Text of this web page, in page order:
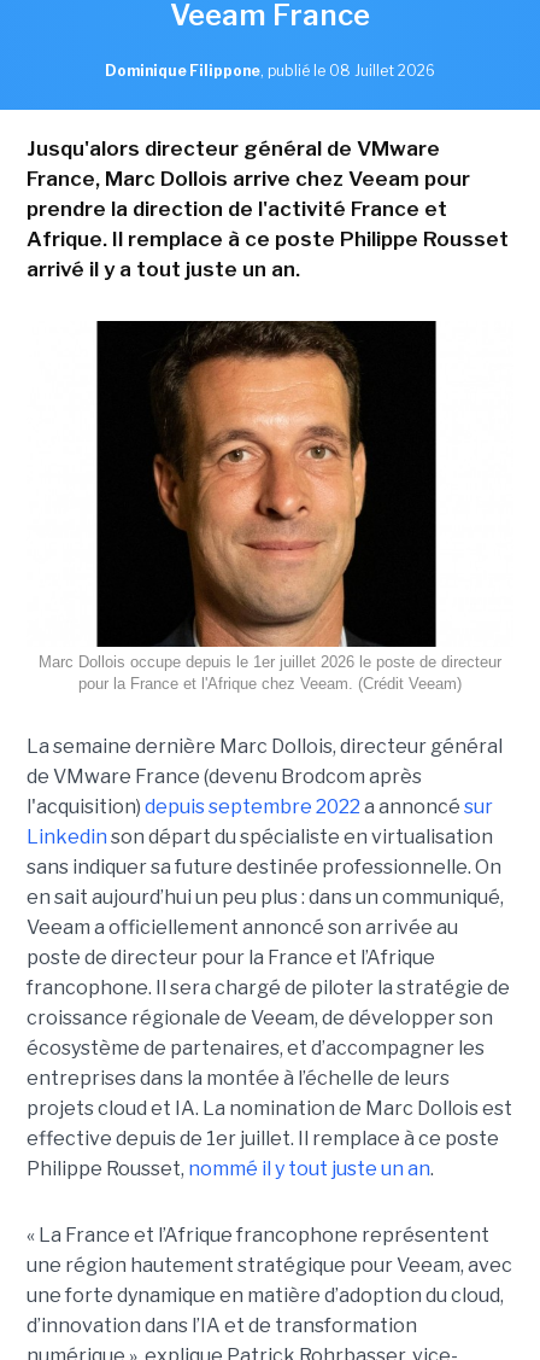
Veeam France
Dominique Filippone, publié le 08 Juillet 2026
Jusqu'alors directeur général de VMware
France, Marc Dollois arrive chez Veeam pour
prendre la direction de l'activité France et
Afrique. Il remplace à ce poste Philippe Rousset
arrivé il y a tout juste un an.
Marc Dollois occupe depuis le 1er juillet 2026 le poste de directeur
pour la France et l'Afrique chez Veeam. (Crédit Veeam)
La semaine dernière Marc Dollois, directeur général
de VMware France (devenu Brodcom après
l'acquisition) depuis septembre 2022 a annoncé sur
Linkedin son départ du spécialiste en virtualisation
sans indiquer sa future destinée professionnelle. On
en sait aujourd’hui un peu plus : dans un communiqué,
Veeam a officiellement annoncé son arrivée au
poste de directeur pour la France et l’Afrique
francophone. Il sera chargé de piloter la stratégie de
croissance régionale de Veeam, de développer son
écosystème de partenaires, et d’accompagner les
entreprises dans la montée à l’échelle de leurs
projets cloud et IA. La nomination de Marc Dollois est
effective depuis de 1er juillet. Il remplace à ce poste
Philippe Rousset, nommé il y tout juste un an.
« La France et l’Afrique francophone représentent
une région hautement stratégique pour Veeam, avec
une forte dynamique en matière d’adoption du cloud,
d’innovation dans l’IA et de transformation